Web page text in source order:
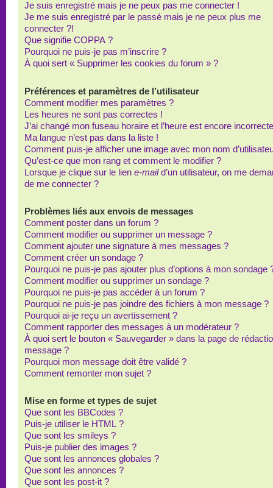
Je suis enregistré mais je ne peux pas me connecter !
Je me suis enregistré par le passé mais je ne peux plus me
connecter ?!
Que signifie COPPA ?
Pourquoi ne puis-je pas m’inscrire ?
À quoi sert « Supprimer les cookies du forum » ?
Préférences et paramètres de l’utilisateur
Comment modifier mes paramètres ?
Les heures ne sont pas correctes !
J’ai changé mon fuseau horaire et l’heure est encore
Ma langue n’est pas dans la liste !
Comment puis-je afficher une image avec mon nom
Qu’est-ce que mon rang et comment le modifier ?
Lorsque je clique sur le lien e-maild’un utilisateur, on me
de me connecter ?
Problèmes liés aux envois de messages
Comment poster dans un forum ?
Comment modifier ou supprimer un message ?
Comment ajouter une signature à mes messages ?
Comment créer un sondage ?
Pourquoi ne puis-je pas ajouter plus d’options à mon sondage
Comment modifier ou supprimer un sondage ?
Pourquoi ne puis-je pas accéder à un forum ?
Pourquoi ne puis-je pas joindre des fichiers à mon message ?
Pourquoi ai-je reçu un avertissement ?
Comment rapporter des messages à un modérateur ?
À quoi sert le bouton « Sauvegarder » dans la page de
message ?
Pourquoi mon message doit être validé ?
Comment remonter mon sujet ?
Mise en forme et types de sujet
Que sont les BBCodes ?
Puis-je utiliser le HTML ?
Que sont les smileys ?
Puis-je publier des images ?
Que sont les annonces globales ?
Que sont les annonces ?
Que sont les post-it ?